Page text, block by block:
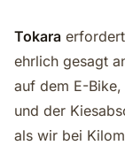
Tokara
ehrlich gesagt
auf dem E-
und der
als wir bei